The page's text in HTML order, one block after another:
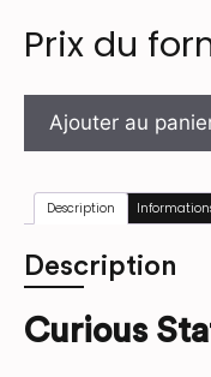
Prix du
Ajouter au
Description
Description
Curious